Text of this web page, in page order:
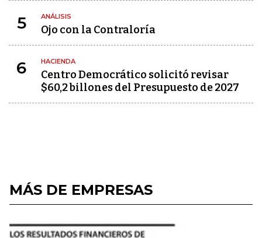
5 ANÁLISIS
Ojo con la Contraloría
6 HACIENDA
Centro Democrático solicitó revisar
$60,2 billones del Presupuesto de 2027
MÁS DE EMPRESAS